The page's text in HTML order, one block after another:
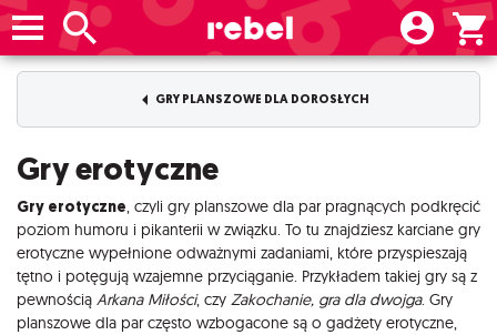
GRY PLANSZOWE DLA DOROSŁYCH
Gry erotyczne
Gry erotyczne, czyli gry planszowe dla par pragnących podkręcić
poziom humoru i pikanterii w związku. To tu znajdziesz karciane gry
erotyczne wypełnione odważnymi zadaniami, które przyspieszają
tętno i potęgują wzajemne przyciąganie. Przykładem takiej gry są z
pewnością Arkana Miłości, czy Zakochanie, gra dla dwojga. Gry
planszowe dla par często wzbogacone są o gadżety erotyczne,